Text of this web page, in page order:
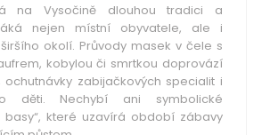
na Vysočině dlouhou tradici a
nejen místní obyvatele, ale i
okolí. Průvody masek v čele s
kobylou či smrtkou doprovází
ochutnávky zabijačkových specialit i
děti. Nechybí ani symbolické
basy“, které uzavírá období zábavy